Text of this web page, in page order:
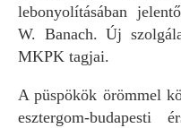
lebonyolításában
W. Banach. Új
MKPK tagjai.
A püspökök örömmel
esztergom-budapesti